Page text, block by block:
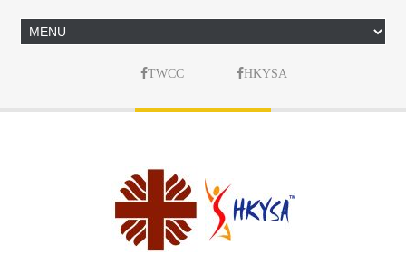
TWCC HKYSA